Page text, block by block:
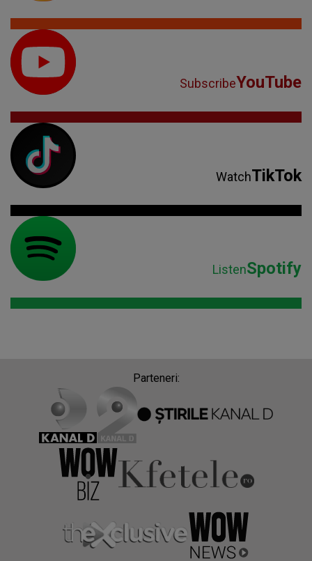
SubscribeYouTube
WatchTikTok
ListenSpotify
Parteneri: